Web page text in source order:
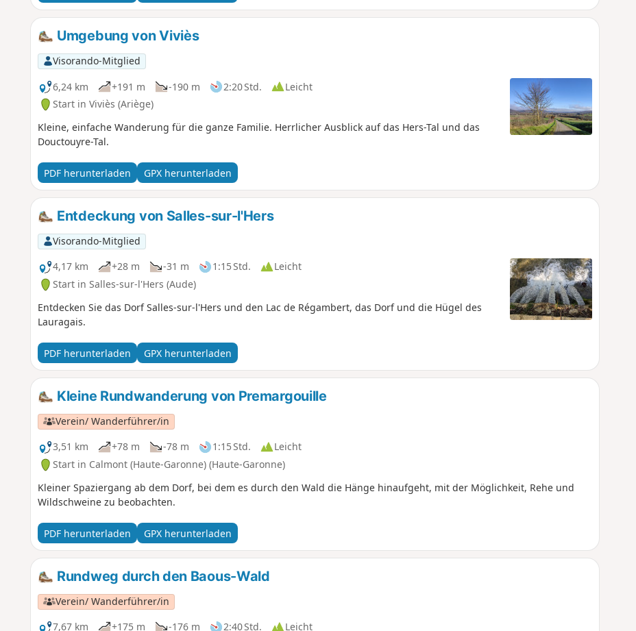
Umgebung von Viviès
Visorando-Mitglied
6,24 km
+191 m -190 m 2:20 Std.
Leicht
Start in Viviès (Ariège)
Kleine, einfache Wanderung für die ganze Familie. Herrlicher Ausblick auf das Hers-Tal und das
Douctouyre-Tal.
PDF herunterladen GPX herunterladen
Entdeckung von Salles-sur-l'Hers
Visorando-Mitglied
4,17 km
+28 m -31 m 1:15 Std.
Leicht
Start in Salles-sur-l'Hers (Aude)
Entdecken Sie das Dorf Salles-sur-l'Hers und den Lac de Régambert, das Dorf und die Hügel des
Lauragais.
PDF herunterladen GPX herunterladen
Kleine Rundwanderung von Premargouille
Verein/ Wanderführer/in
3,51 km
+78 m -78 m 1:15 Std.
Leicht
Start in Calmont (Haute-Garonne) (Haute-Garonne)
Kleiner Spaziergang ab dem Dorf, bei dem es durch den Wald die Hänge hinaufgeht, mit der Möglichkeit, Rehe und
Wildschweine zu beobachten.
PDF herunterladen GPX herunterladen
Rundweg durch den Baous-Wald
Verein/ Wanderführer/in
7,67 km
+175 m -176 m 2:40 Std. Leicht